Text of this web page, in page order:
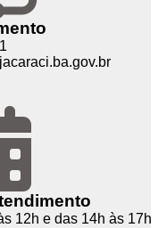
12h e das 14h às 17h